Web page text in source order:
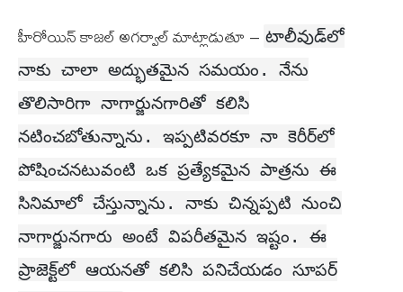
హీరోయిన్ కాజల్ అగ‌ర్వాల్ మాట్లాడుతూ – టాలీవుడ్‌లో
నాకు చాలా అద్భుతమైన స‌మ‌యం. నేను
తొలిసారిగా నాగార్జునగారితో కలిసి
నటించబోతున్నాను. ఇప్ప‌టివ‌ర‌కూ నా కెరీర్‌లో
పోషించన‌టువంటి ఒక ప్ర‌త్యేక‌మైన పాత్ర‌ను ఈ
సినిమాలో చేస్తున్నాను. నాకు చిన్నప్పటి నుంచి
నాగార్జునగారు అంటే విపరీతమైన ఇష్టం. ఈ
ప్రాజెక్ట్‌లో ఆయ‌న‌తో కలిసి పనిచేయడం సూప‌ర్